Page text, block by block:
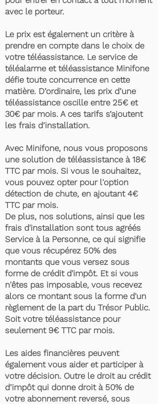
avec le porteur.
Le prix est également un critère à
prendre en compte dans le choix de
votre téléassistance. Le service de
téléalarme et téléassistance Minifone
défie toute concurrence en cette
matière. D’ordinaire, les prix d’une
téléassistance oscille entre 25€ et
30€ par mois. A ces tarifs s’ajoutent
les frais d’installation.
Avec Minifone, nous vous proposons
une solution de téléassistance à 18€
TTC par mois. Si vous le souhaitez,
vous pouvez opter pour l'option
détection de chute, en ajoutant 4€
TTC par mois.
De plus, nos solutions, ainsi que les
frais d'installation sont tous agréés
Service à la Personne, ce qui signifie
que vous récupérez 50% des
montants que vous versez sous
forme de crédit d'impôt. Et si vous
n'êtes pas imposable, vous recevez
alors ce montant sous la forme d'un
règlement de la part du Trésor Public.
Soit votre téléassistance pour
seulement 9€ TTC par mois.
Les aides financières peuvent
également vous aider et participer à
votre décision. Outre le droit au crédit
d’impôt qui donne droit à 50% de
votre abonnement reversé, sous